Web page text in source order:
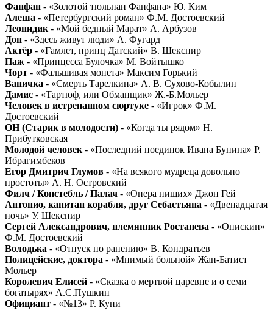
Фанфан - «Золотой тюльпан Фанфана» Ю. Ким
Алеша - «Петербургский роман» Ф.М. Достоевский
Леонидик - «Мой бедный Марат» А. Арбузов
Дон - «Здесь живут люди» А. Фугард
Актёр - «Гамлет, принц Датский» В. Шекспир
Паж - «Принцесса Булочка» М. Войтышко
Чорт - «Фальшивая монета» Максим Горький
Ваничка - «Смерть Тарелкина» А. В. Сухово-Кобылин
Дамис - «Тартюф, или Обманщик» Ж.-Б.Мольер
Человек в истрепанном сюртуке - «Игрок» Ф.М.
Достоевский
ОН (Старик в молодости) - «Когда ты рядом» Н.
Прибутковская
Молодой человек - «Последний поединок Ивана Бунина» Р.
Ибрагимбеков
Егор Дмитрич Глумов - «На всякого мудреца довольно
простоты» А. Н. Островский
Филч / Констебль / Палач - «Опера нищих» Джон Гей
Антонио, капитан корабля, друг Себастьяна - «Двенадцатая
ночь» У. Шекспир
Сергей Александрович, племянник Ростанева - «Опискин»
Ф.М. Достоевский
Володька - «Отпуск по ранению» В. Кондратьев
Полицейские, доктора - «Мнимый больной» Жан-Батист
Мольер
Королевич Елисей - «Сказка о мертвой царевне и о семи
богатырях» А.С.Пушкин
Официант - «№13» Р. Куни